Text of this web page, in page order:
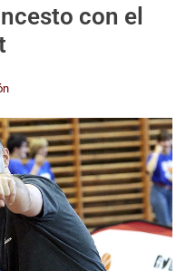
con el